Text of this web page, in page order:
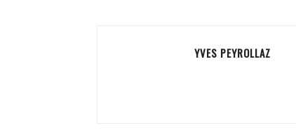
YVES PEYROLLAZ